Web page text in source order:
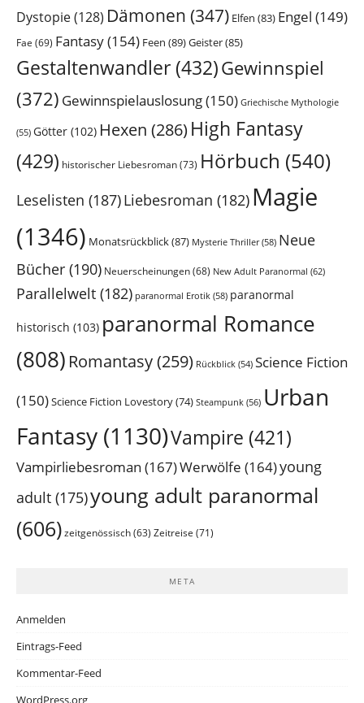
Dystopie(128) Dämonen (347) Elfen (83) Engel (149)
Fae (69) Fantasy(154) Feen (89)Geister(85)
Gestaltenwandler (432)Gewinnspiel
(372) Gewinnspielauslosung(150) Griechische Mythologie
(55) Götter (102) Hexen (286) High Fantasy
(429) historischer Liebesroman(73) Hörbuch (540)
Leselisten (187)Liebesroman (182) Magie
(1346) Monatsrückblick(87) Mysterie Thriller(58) Neue
Bücher (190) Neuerscheinungen(68) New Adult Paranormal (62)
Parallelwelt (182) paranormal Erotik (58) paranormal
historisch (103) paranormal Romance
(808) Romantasy(259) Rückblick (54) Science Fiction
(150)Science Fiction Lovestory(74) Steampunk (56) Urban
Fantasy (1130)Vampire (421)
Vampirliebesroman (167)Werwölfe (164)young
adult (175)young adult paranormal
(606) zeitgenössisch (63) Zeitreise (71)
META
Anmelden
Eintrags-Feed
Kommentar-Feed
WordPress.org